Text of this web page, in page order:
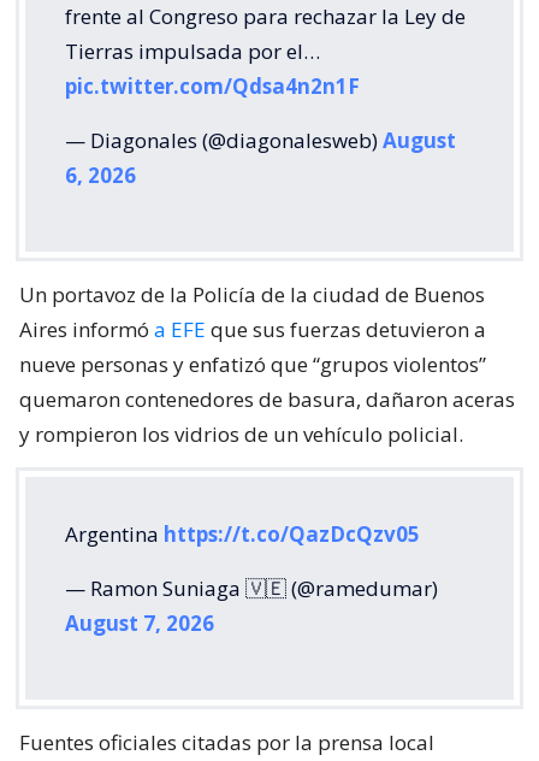
frente al Congreso para rechazar la Ley de
Tierras impulsada por el…
pic.twitter.com/Qdsa4n2n1F
— Diagonales (@diagonalesweb)August
6, 2026
Un portavoz de la Policía de la ciudad de Buenos
Aires informó a EFE que sus fuerzas detuvieron a
nueve personas y enfatizó que “grupos violentos”
quemaron contenedores de basura, dañaron aceras
y rompieron los vidrios de un vehículo policial.
Argentina https://t.co/QazDcQzv05
— Ramon Suniaga 🇻🇪 (@ramedumar)
August 7, 2026
Fuentes oficiales citadas por la prensa local